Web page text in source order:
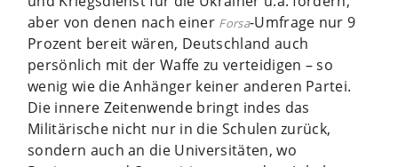
aber von denen nach einer Forsa-Umfrage nur 9
Prozent bereit wären, Deutschland auch
persönlich mit der Waffe zu verteidigen – so
wenig wie die Anhänger keiner anderen Partei.
Die innere Zeitenwende bringt indes das
Militärische nicht nur in die Schulen zurück,
sondern auch an die Universitäten, wo